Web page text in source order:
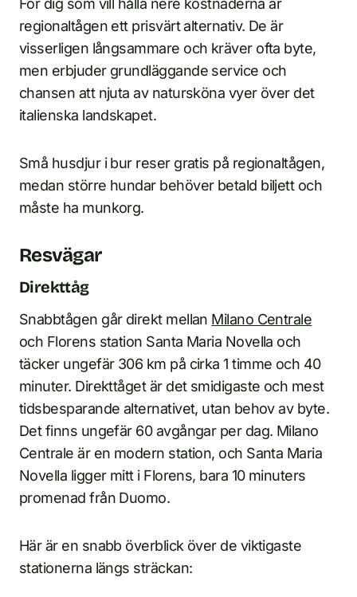
För dig som vill hålla nere kostnaderna är
regionaltågen ett prisvärt alternativ. De är
visserligen långsammare och kräver ofta byte,
men erbjuder grundläggande service och
chansen att njuta av natursköna vyer över det
italienska landskapet.
Små husdjur i bur reser gratis på regionaltågen,
medan större hundar behöver betald biljett och
måste ha munkorg.
Resvägar
Direkttåg
Snabbtågen går direkt mellan Milano Centrale
och Florens station Santa Maria Novella och
täcker ungefär 306 km på cirka 1 timme och 40
minuter. Direkttåget är det smidigaste och mest
tidsbesparande alternativet, utan behov av byte.
Det finns ungefär 60 avgångar per dag. Milano
Centrale är en modern station, och Santa Maria
Novella ligger mitt i Florens, bara 10 minuters
promenad från Duomo.
Här är en snabb överblick över de viktigaste
stationerna längs sträckan: